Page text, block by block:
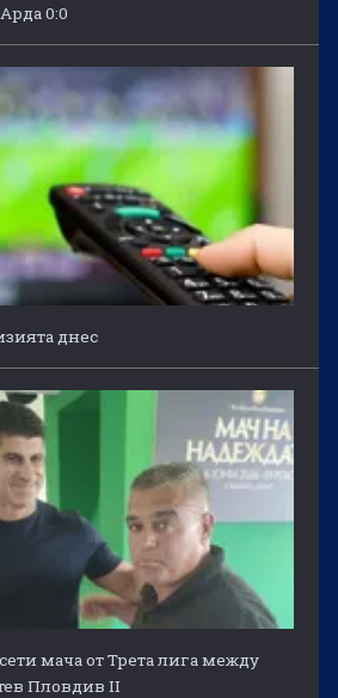
0:0
днес
мача от Трета лига между
Пловдив II